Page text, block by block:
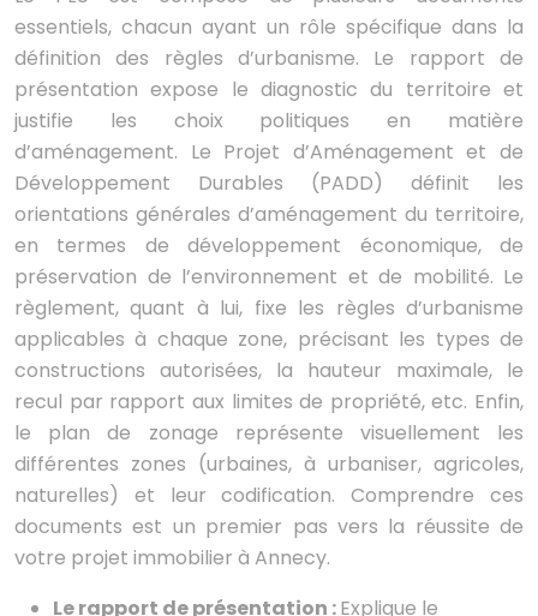
essentiels, chacun ayant un rôle spécifique dans la
définition des règles d’urbanisme. Le rapport de
présentation expose le diagnostic du territoire et
justifie les choix politiques en matière
d’aménagement. Le Projet d’Aménagement et de
Développement Durables (PADD) définit les
orientations générales d’aménagement du territoire,
en termes de développement économique, de
préservation de l’environnement et de mobilité. Le
règlement, quant à lui, fixe les règles d’urbanisme
applicables à chaque zone, précisant les types de
constructions autorisées, la hauteur maximale, le
recul par rapport aux limites de propriété, etc. Enfin,
le plan de zonage représente visuellement les
différentes zones (urbaines, à urbaniser, agricoles,
naturelles) et leur codification. Comprendre ces
documents est un premier pas vers la réussite de
votre projet immobilier à Annecy.
Le rapport de présentation :Explique le